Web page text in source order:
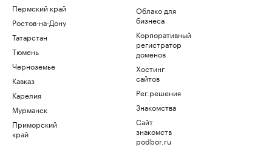
Пермский край
Ростов-на-Дону
Татарстан
Тюмень
Черноземье
Кавказ
Карелия
Мурманск
Приморский
край
Облако для
бизнеса
Корпоративный
регистратор
доменов
Хостинг
сайтов
Рег.решения
Знакомства
Сайт
знакомств
podbor.ru